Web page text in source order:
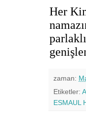
Her
zaman:
Etiketler:
ESMAUL